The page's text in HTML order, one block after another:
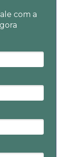
com a